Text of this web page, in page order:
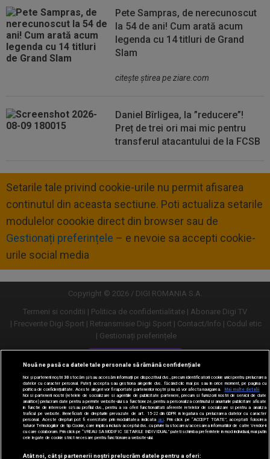
Pete Sampras, de nerecunoscut
la 54 de ani! Cum arată acum
legenda cu 14 titluri de Grand
Slam
citeşte ştirea pe ziare.com
Daniel Bîrligea, la ”reducere”!
Preț de trei ori mai mic pentru
transferul atacantului de la FCSB
Setarile tale privind cookie-urile nu permit afisarea
continutul din aceasta sectiune. Poti actualiza setarile
modulelor coookie direct din browser sau de
Gestionați preferințele – e nevoie sa accepti cookie-
urile social media
Copyright © 2026 / DIGI ROMANIA S.A.
Termeni si conditii
Politica de confidentialitate
Abonare Digi TV
Frecvente Digi Sport
Retransmisie Digi Sport Contact/Info
Codul etic
Gestionați preferințele
Versiune desktop
Nouă ne pasă ca datele tale personale să rămână confidențiale
Noi și partenerii noștri30stocăm și/sau accesăm informații pe dispozitivul dvs., precum identificatorii cookie unici pentru prelucrarea
datelor cu caracter personal. Puteți accepta sau gestiona alegerile dvs. făcând clic mai jos sau în orice moment, pe pagina cu
politica de confidențialitate. Aceste alegeri vor fi raportate partenerilor noștri și nu vă vor afecta navigarea.
Mai multe detalii
Noi si partenerii nostri (retelele de socializare si agentiile de publicitate partenere, precum si furnizorii nostri de servicii de date
analitice) prelucram date pentru a permite website-ului sa functioneze, pentru a personaliza continutul si anunturile publicitare afisate
in functie de interesele si/sau profilul dvs., pentru a va oferi functionalitati aferente retelelor de socializare si pentru a analiza
traficul pe website. Beneficiati de drepturile prevazute de art. 15-22 din GDPR in legatura cu prelucrarea datelor cu caracter
personal. Aceste drepturi pot fi exercitate prin modalitatea indicata aici. Prin click pe “ACCEPT TOATE”, acceptati folosirea
tuturor Tehnologiilor de tip Cookie, care implica inclusiv acceptul dvs. cu privire la stocarea/accesarea informatiilor de catre Vendor-ii
cu care colaboram. Prin click pe “VREAU SA MODIFIC SETARILE INDIVIDUAL” puteti schimba preferintele in mod individual, mai putin
cele legate de cookie strict necesare pentru functionarea website-ului.
Atât noi, cât și partenerii noștri prelucrăm datele pentru a oferi: